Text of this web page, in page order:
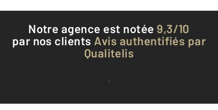
Notre agence est notée 9,3/10
par nos clients Avis authentifiés par
Qualitelis
Voir tous les avis clients